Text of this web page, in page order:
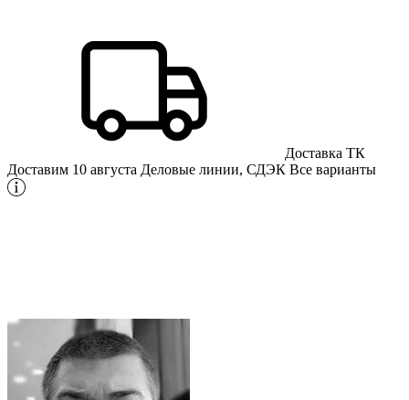
Доставка ТК
Доставим 10 августа Деловые линии, СДЭК Все варианты